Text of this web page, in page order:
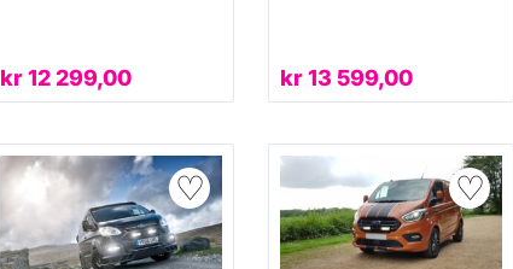
kr12 299,00 kr13 599,00
♡ ♡